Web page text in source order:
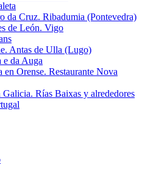
da Cruz. Ribadumia (Pontevedra)
de León. Vigo
Antas de Ulla (Lugo)
e da Auga
en Orense. Restaurante Nova
Rías Baixas y alrededores